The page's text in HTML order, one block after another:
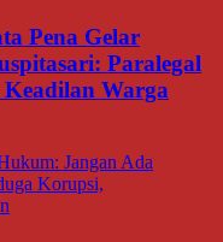
Pena Gelar
Paralegal
Keadilan Warga